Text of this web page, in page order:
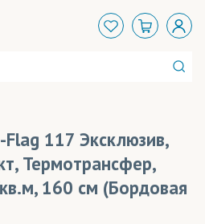
117 Эксклюзив,
Термотрансфер,
160 см (Бордовая